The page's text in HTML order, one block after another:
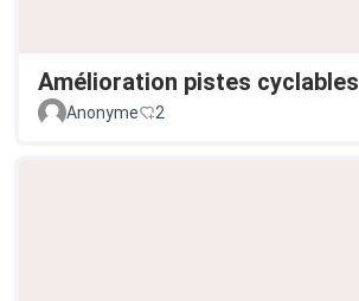
Amélioration pistes cyclables
Anonyme
2